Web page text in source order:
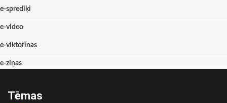
e-sprediķi
e-video
e-viktorīnas
e-ziņas
Tēmas